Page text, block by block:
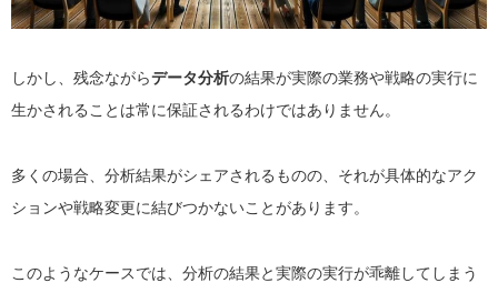
しかし、残念ながらデータ分析の結果が実際の業務や戦略の実行に
生かされることは常に保証されるわけではありません。
多くの場合、分析結果がシェアされるものの、それが具体的なアク
ションや戦略変更に結びつかないことがあります。
このようなケースでは、分析の結果と実際の実行が乖離してしまう